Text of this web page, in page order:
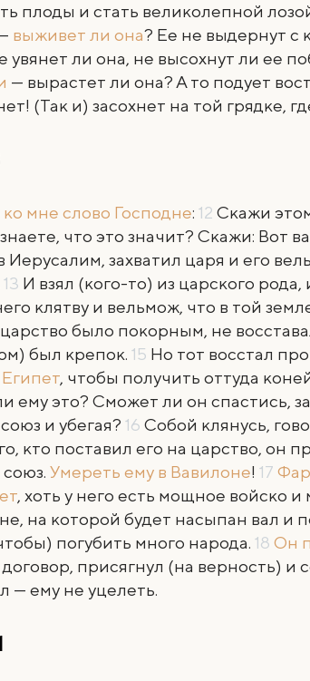
плоды и стать великолепной
выживет ли она? Ее не выдернут с
увянет ли она, не высохнут ли ее
— вырастет ли она? А то подует
(Так и) засохнет на той грядке,
мне слово Господне: 12 Скажи
что это значит? Скажи: Вот
захватил царя и его
13 И взял (кого-то) из царского
клятву и вельмож, что в той
было покорным, не
был крепок. 15 Но тот восстал
, чтобы получить оттуда
ему это? Сможет ли он спастись,
и убегая? 16 Собой клянусь,
кто поставил его на царство, он
Умереть ему в Вавилоне! 17
, хоть у него есть мощное войско
на которой будет насыпан вал и
погубить много народа. 18 Он
присягнул (на верность) и
— ему не уцелеть.